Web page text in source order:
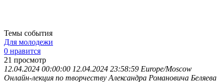
Темы события
Для молодежи
0 нравится
21 просмотр
12.04.2024 00:00:00 12.04.2024 23:58:59 Europe/Moscow
Онлайн-лекция по творчеству Александра Романовича Беляева